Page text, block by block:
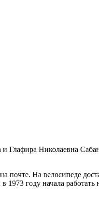
Николаевна
почте. На велосипеде
году начала